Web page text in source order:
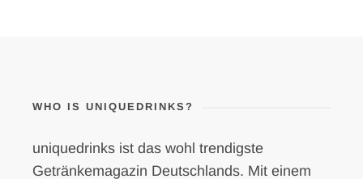
WHO IS UNIQUEDRINKS?
uniquedrinks ist das wohl trendigste
Getränkemagazin Deutschlands. Mit einem